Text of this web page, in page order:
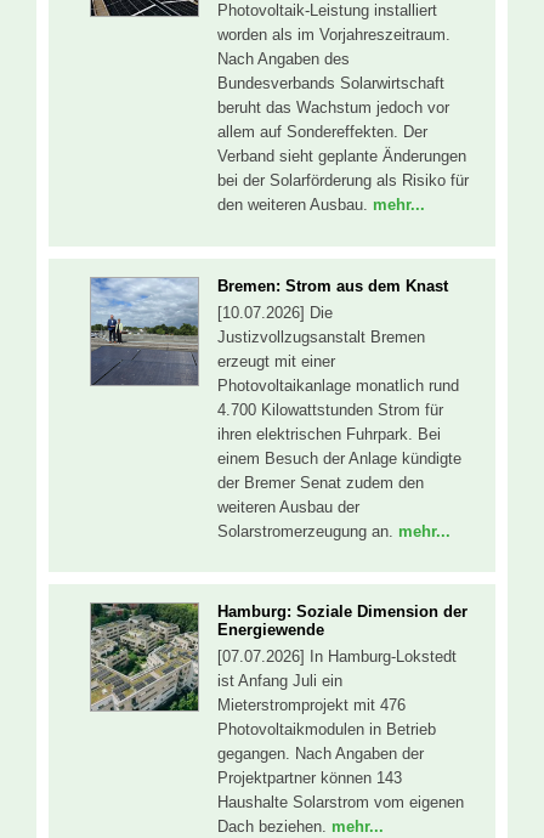
Photovoltaik-Leistung installiert
worden als im Vorjahreszeitraum.
Nach Angaben des
Bundesverbands Solarwirtschaft
beruht das Wachstum jedoch vor
allem auf Sondereffekten. Der
Verband sieht geplante Änderungen
bei der Solarförderung als Risiko für
den weiteren Ausbau. mehr...
Bremen: Strom aus dem Knast
[10.07.2026] Die
Justizvollzugsanstalt Bremen
erzeugt mit einer
Photovoltaikanlage monatlich rund
4.700 Kilowattstunden Strom für
ihren elektrischen Fuhrpark. Bei
einem Besuch der Anlage kündigte
der Bremer Senat zudem den
weiteren Ausbau der
Solarstromerzeugung an. mehr...
Hamburg: Soziale Dimension der
Energiewende
[07.07.2026] In Hamburg-Lokstedt
ist Anfang Juli ein
Mieterstromprojekt mit 476
Photovoltaikmodulen in Betrieb
gegangen. Nach Angaben der
Projektpartner können 143
Haushalte Solarstrom vom eigenen
Dach beziehen. mehr...